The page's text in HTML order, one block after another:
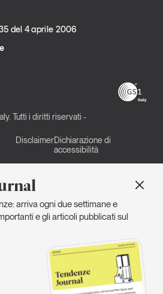
arriva ogni due settimane e
e gli articoli pubblicati sul
del 4 aprile 2006
Tutti i diritti riservati -
DisclaimerDichiarazione di
accessibilità